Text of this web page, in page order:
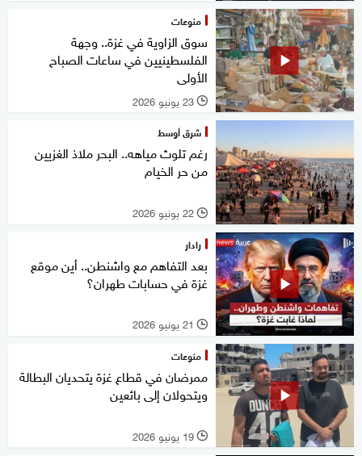
منوعات
سوق الزاوية في غزة.. وجهة
الفلسطينيين في ساعات الصباح
الأولى
l 23 يونيو 2026
شرق أوسط
رغم تلوث مياهه.. البحر ملاذ الغزيين
من حر الخيام
l 22 يونيو 2026
رادار
بعد التفاهم مع واشنطن.. أين موقع
غزة في حسابات طهران؟
l 21 يونيو 2026
منوعات
ممرضان في قطاع غزة يتحديان البطالة
ويتحولان إلى بائعين
l 19 يونيو 2026